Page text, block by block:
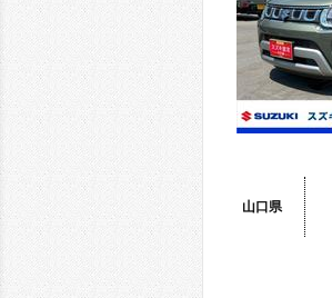
山口県